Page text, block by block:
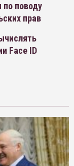
поводу
прав
Face ID